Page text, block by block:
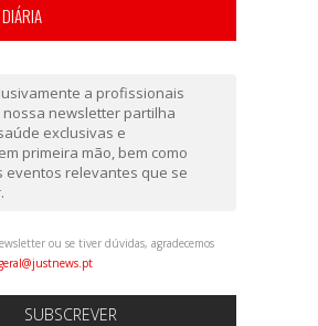
a profissionais
nossa newsletter partilha
exclusivas e
primeira mão, bem como
eventos relevantes que se
ou se tiver dúvidas, agradecemos
SUBSCREVER